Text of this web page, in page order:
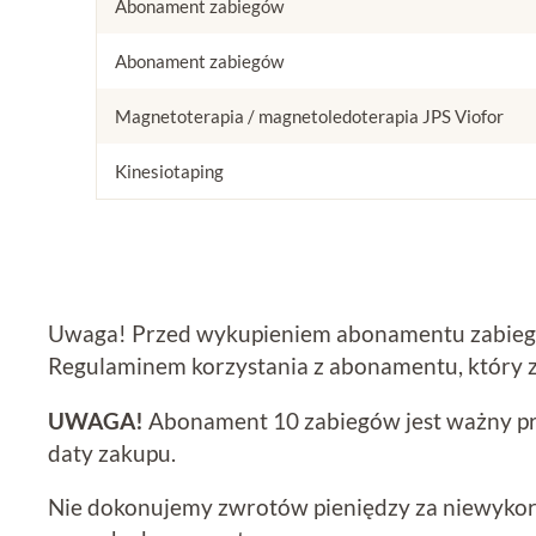
Abonament zabiegów
Abonament zabiegów
Magnetoterapia / magnetoledoterapia JPS Viofor
Kinesiotaping
Uwaga! Przed wykupieniem abonamentu
Regulaminem korzystania z abonamentu, który
UWAGA! Abonament 10 zabiegów jest ważny
daty zakupu.
Nie dokonujemy zwrotów pieniędzy za